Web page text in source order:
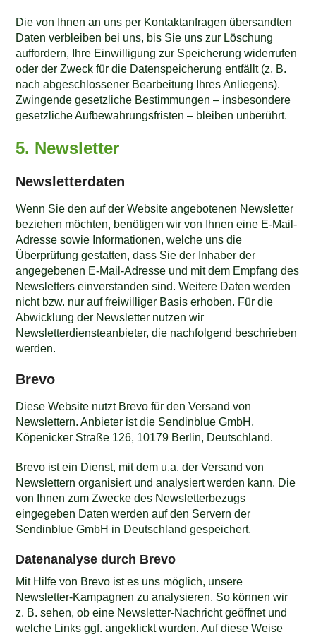
Die von Ihnen an uns per Kontaktanfragen übersandten
Daten verbleiben bei uns, bis Sie uns zur Löschung
auffordern, Ihre Einwilligung zur Speicherung widerrufen
oder der Zweck für die Datenspeicherung entfällt (z. B.
nach abgeschlossener Bearbeitung Ihres Anliegens).
Zwingende gesetzliche Bestimmungen – insbesondere
gesetzliche Aufbewahrungsfristen – bleiben unberührt.
5. Newsletter
Newsletter­daten
Wenn Sie den auf der Website angebotenen Newsletter
beziehen möchten, benötigen wir von Ihnen eine E-Mail-
Adresse sowie Informationen, welche uns die
Überprüfung gestatten, dass Sie der Inhaber der
angegebenen E-Mail-Adresse und mit dem Empfang des
Newsletters einverstanden sind. Weitere Daten werden
nicht bzw. nur auf freiwilliger Basis erhoben. Für die
Abwicklung der Newsletter nutzen wir
Newsletterdiensteanbieter, die nachfolgend beschrieben
werden.
Brevo
Diese Website nutzt Brevo für den Versand von
Newslettern. Anbieter ist die Sendinblue GmbH,
Köpenicker Straße 126, 10179 Berlin, Deutschland.
Brevo ist ein Dienst, mit dem u.a. der Versand von
Newslettern organisiert und analysiert werden kann. Die
von Ihnen zum Zwecke des Newsletterbezugs
eingegeben Daten werden auf den Servern der
Sendinblue GmbH in Deutschland gespeichert.
Datenanalyse durch Brevo
Mit Hilfe von Brevo ist es uns möglich, unsere
Newsletter-Kampagnen zu analysieren. So können wir
z. B. sehen, ob eine Newsletter-Nachricht geöffnet und
welche Links ggf. angeklickt wurden. Auf diese Weise